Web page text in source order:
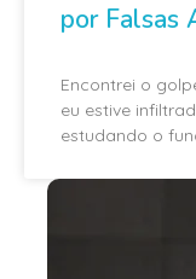
por Falsas
Encontrei o
eu estive
estudando o